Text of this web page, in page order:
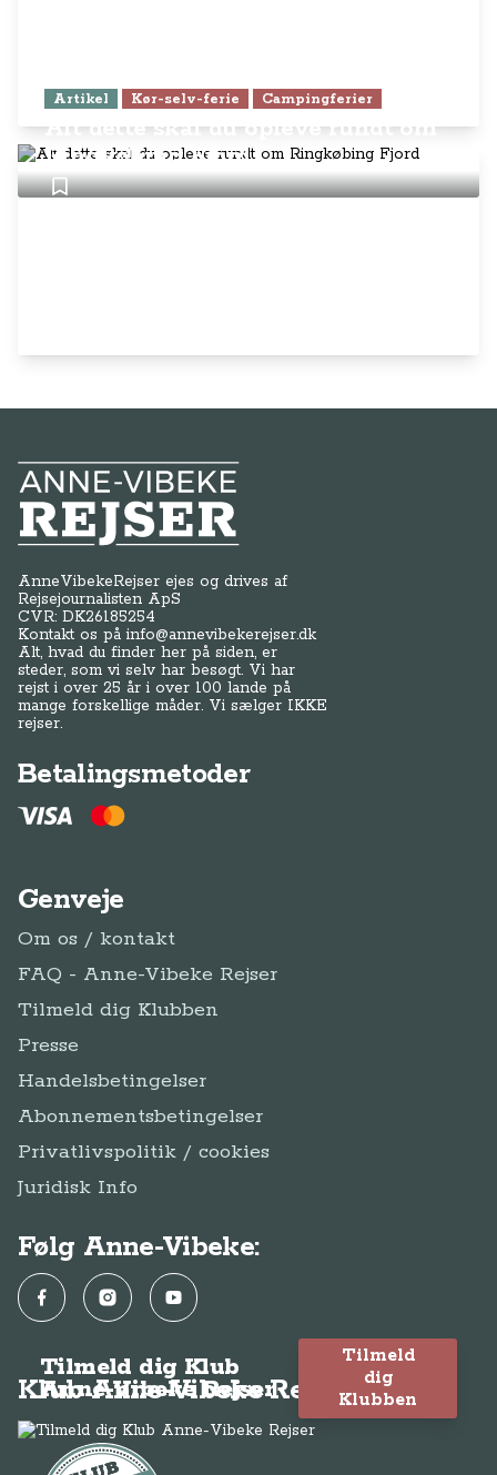
Artikel Kør-selv-ferie Campingferier
Alt dette skal du opleve rundt om
Ringkøbing Fjord
Anne-Vibeke Rejser
AnneVibekeRejser ejes og drives af
Rejsejournalisten ApS
CVR: DK26185254
Kontakt os påinfo@annevibekerejser.dk
Alt, hvad du finder her på siden, er
steder, som vi selv har besøgt. Vi har
rejst i over 25 år i over 100 lande på
mange forskellige måder. Vi sælger IKKE
rejser.
Betalingsmetoder
Genveje
Om os / kontakt
FAQ - Anne-Vibeke Rejser
Tilmeld dig Klubben
Presse
Handelsbetingelser
Abonnementsbetingelser
Privatlivspolitik / cookies
Juridisk Info
Følg Anne-Vibeke:
FacebookInstagramYouTube
Klub Anne-Vibeke Rejser
Tilmeld dig Klub
Anne-Vibeke Rejser
Tilmeld
dig
Klubben